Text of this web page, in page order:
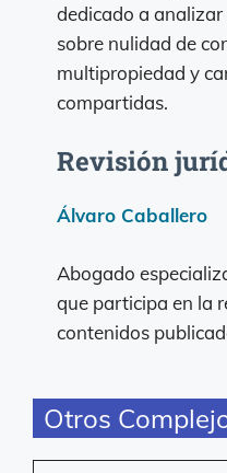
dedicado a
sobre nulidad de
multipropiedad y
compartidas.
Revisión
Álvaro Caballero
Abogado
que participa en la
contenidos
Otros